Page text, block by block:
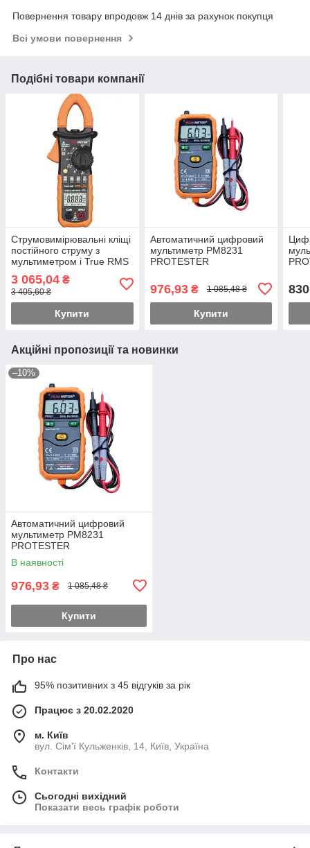
Повернення товару впродовж 14 днів за рахунок покупця
Всі умови повернення
Подібні товари компанії
Струмовимірювальні кліщі
постійного струму з
мультиметром і True RMS
3 065,04 ₴
3 405,60 ₴
Купити
Автоматичний цифровий
мультиметр PM8231
PROTESTER
976,93₴ 1 085,48 ₴
Купити
Акційні пропозиції та новинки
–10%
Автоматичний цифровий
мультиметр PM8231
PROTESTER
В наявності
976,93 ₴ 1 085,48 ₴
Купити
Про нас
95% позитивних з 45 відгуків за рік
Працює з 20.02.2020
м. Київ
вул. Сім'ї Кульженків, 14, Київ, Україна
Контакти
Сьогодні вихідний
Показати весь графік роботи